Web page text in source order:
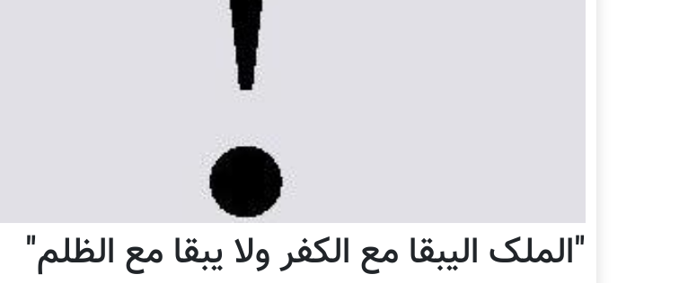
"الملک الیبقا مع الکفر ولا یبقا مع الظلم"